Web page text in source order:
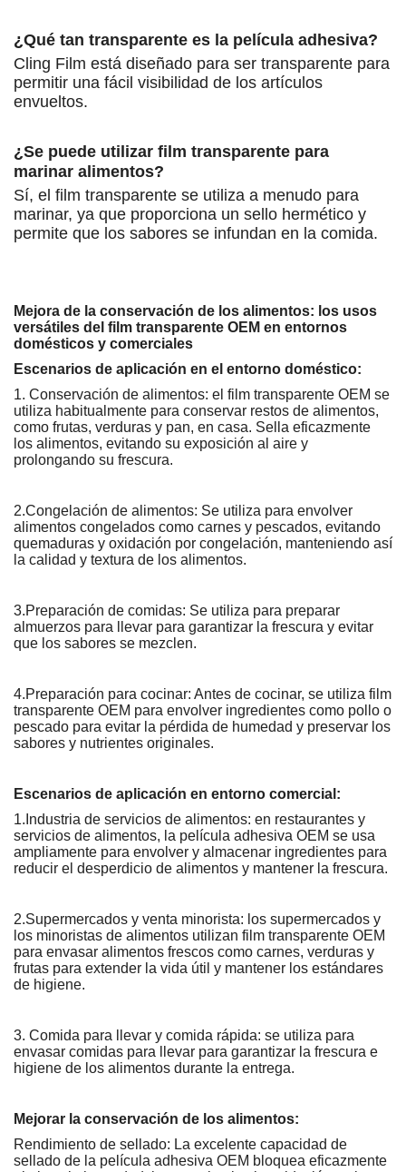
¿Qué tan transparente es la película adhesiva?
Cling Film está diseñado para ser transparente para
permitir una fácil visibilidad de los artículos
envueltos.
¿Se puede utilizar film transparente para
marinar alimentos?
Sí, el film transparente se utiliza a menudo para
marinar, ya que proporciona un sello hermético y
permite que los sabores se infundan en la comida.
Mejora de la conservación de los alimentos: los usos
versátiles del film transparente OEM en entornos
domésticos y comerciales
Escenarios de aplicación en el entorno doméstico:
1. Conservación de alimentos: el film transparente OEM se
utiliza habitualmente para conservar restos de alimentos,
como frutas, verduras y pan, en casa. Sella eficazmente
los alimentos, evitando su exposición al aire y
prolongando su frescura.
2.Congelación de alimentos: Se utiliza para envolver
alimentos congelados como carnes y pescados, evitando
quemaduras y oxidación por congelación, manteniendo así
la calidad y textura de los alimentos.
3.Preparación de comidas: Se utiliza para preparar
almuerzos para llevar para garantizar la frescura y evitar
que los sabores se mezclen.
4.Preparación para cocinar: Antes de cocinar, se utiliza film
transparente OEM para envolver ingredientes como pollo o
pescado para evitar la pérdida de humedad y preservar los
sabores y nutrientes originales.
Escenarios de aplicación en entorno comercial:
1.Industria de servicios de alimentos: en restaurantes y
servicios de alimentos, la película adhesiva OEM se usa
ampliamente para envolver y almacenar ingredientes para
reducir el desperdicio de alimentos y mantener la frescura.
2.Supermercados y venta minorista: los supermercados y
los minoristas de alimentos utilizan film transparente OEM
para envasar alimentos frescos como carnes, verduras y
frutas para extender la vida útil y mantener los estándares
de higiene.
3. Comida para llevar y comida rápida: se utiliza para
envasar comidas para llevar para garantizar la frescura e
higiene de los alimentos durante la entrega.
Mejorar la conservación de los alimentos:
Rendimiento de sellado: La excelente capacidad de
sellado de la película adhesiva OEM bloquea eficazmente